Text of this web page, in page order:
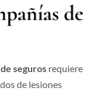
de
seguros requiere
de lesiones